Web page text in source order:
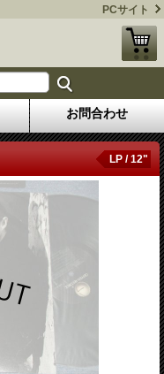
PCサイト
お問合わせ
LP / 12"